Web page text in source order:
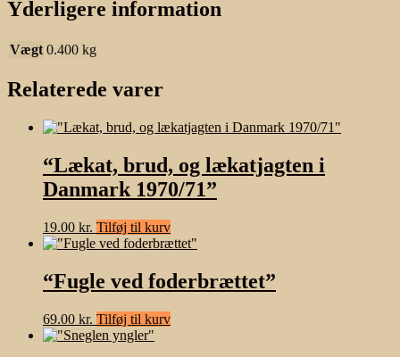
Yderligere information
Vægt 0.400 kg
Relaterede varer
“Lækat, brud, og lækatjagten i
Danmark 1970/71”
19.00 kr. Tilføj til kurv
“Fugle ved foderbrættet”
69.00 kr. Tilføj til kurv